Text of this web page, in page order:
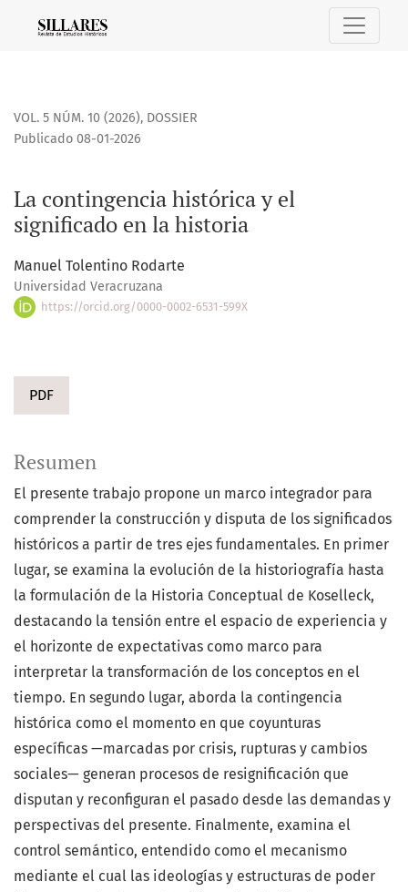
La contingencia histórica y el significado en la historia
VOL. 5 NÚM. 10 (2026), DOSSIER
La contingencia histórica y el
significado en la historia
Publicado 08-01-2026
Manuel Tolentino Rodarte
Universidad Veracruzana
https://orcid.org/0000-0002-6531-599X
PDF
Resumen
El presente trabajo propone un marco integrador para
comprender la construcción y disputa de los significados
históricos a partir de tres ejes fundamentales. En primer
lugar, se examina la evolución de la historiografía hasta
la formulación de la Historia Conceptual de Koselleck,
destacando la tensión entre el espacio de experiencia y
el horizonte de expectativas como marco para
interpretar la transformación de los conceptos en el
tiempo. En segundo lugar, aborda la contingencia
histórica como el momento en que coyunturas
específicas —marcadas por crisis, rupturas y cambios
sociales— generan procesos de resignificación que
disputan y reconfiguran el pasado desde las demandas y
perspectivas del presente. Finalmente, examina el
control semántico, entendido como el mecanismo
mediante el cual las ideologías y estructuras de poder